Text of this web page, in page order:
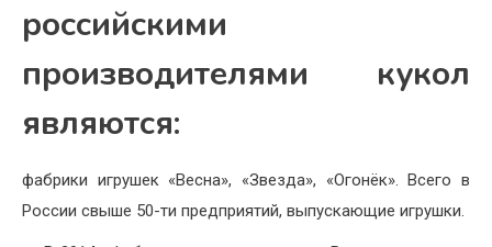
российскими
производителями кукол
являются:
фабрики игрушек «Весна», «Звезда», «Огонёк». Всего в
России свыше 50-ти предприятий, выпускающие игрушки.